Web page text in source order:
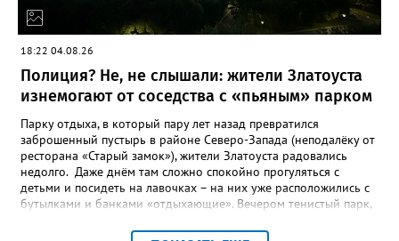
18:22 04.08.26
Полиция? Не, не слышали: жители Златоуста
изнемогают от соседства с «пьяным» парком
Парку отдыха, в который пару лет назад превратился
заброшенный пустырь в районе Северо-Запада (неподалёку от
ресторана «Старый замок»), жители Златоуста радовались
недолго. Даже днём там сложно спокойно прогуляться с
детьми и посидеть на лавочках – на них уже расположились с
бутылками и банками «отдыхающие». Вечером тенистый парк,
пристанищем многочисленных «пьяных» компаний, и жители